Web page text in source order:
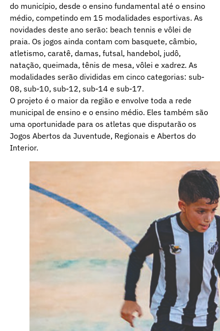
do município, desde o ensino fundamental até o ensino
médio, competindo em 15 modalidades esportivas. As
novidades deste ano serão: beach tennis e vôlei de
praia. Os jogos ainda contam com basquete, câmbio,
atletismo, caratê, damas, futsal, handebol, judô,
natação, queimada, tênis de mesa, vôlei e xadrez. As
modalidades serão divididas em cinco categorias: sub-
08, sub-10, sub-12, sub-14 e sub-17.
O projeto é o maior da região e envolve toda a rede
municipal de ensino e o ensino médio. Eles também são
uma oportunidade para os atletas que disputarão os
Jogos Abertos da Juventude, Regionais e Abertos do
Interior.